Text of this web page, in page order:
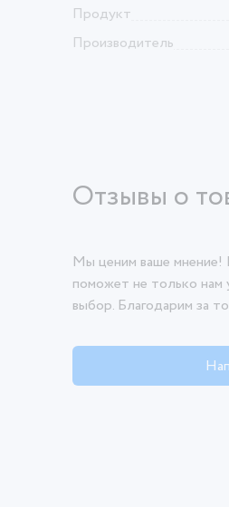
Продукт
Производитель
Отзывы о
Мы ценим ваше мнение!
поможет не только нам
выбор. Благодарим за